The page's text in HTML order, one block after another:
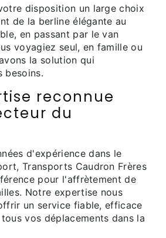
disposition un large choix
de la berline élégante au
en passant par le van
voyagiez seul, en famille ou
la solution qui
besoins.
reconnue
du
d'expérience dans le
Transports Caudron Frères
pour l'affrètement de
Notre expertise nous
un service fiable, efficace
vos déplacements dans la